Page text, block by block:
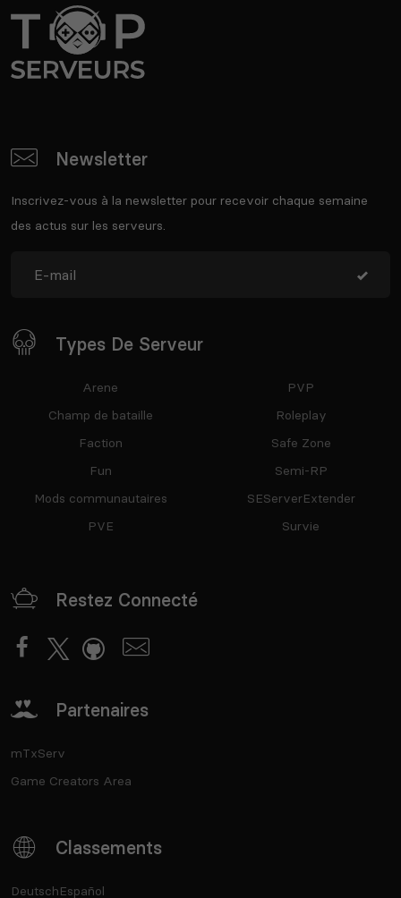
Newsletter
Inscrivez-vous à la newsletter pour recevoir chaque semaine
des actus sur les serveurs.
Types De Serveur
Arene
Champ de bataille
Faction
Fun
Mods communautaires
PVE
PVP
Roleplay
Safe Zone
Semi-RP
SEServerExtender
Survie
Restez Connecté
Partenaires
mTxServ
Game Creators Area
Classements
DeutschEspañol